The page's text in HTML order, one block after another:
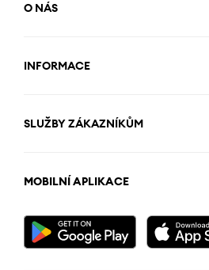
O NÁS
INFORMACE
SLUŽBY ZÁKAZNÍKŮM
MOBILNÍ APLIKACE